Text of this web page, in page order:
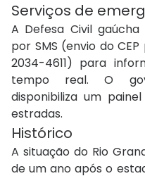
Serviços de
A Defesa Civil
por SMS (envio do
2034-4611) para
tempo real. O
disponibiliza um
estradas.
Histórico
A situação do Rio
de um ano após o